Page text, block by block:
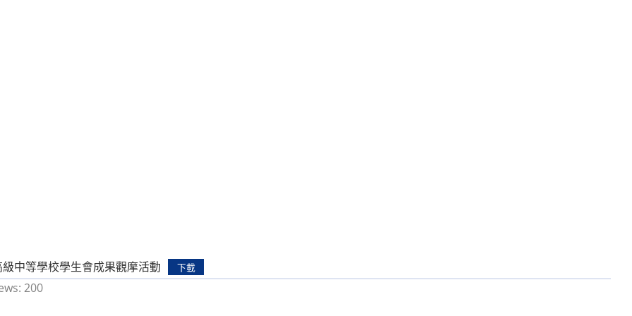
中等學校學生會成果觀摩活動 下載
200